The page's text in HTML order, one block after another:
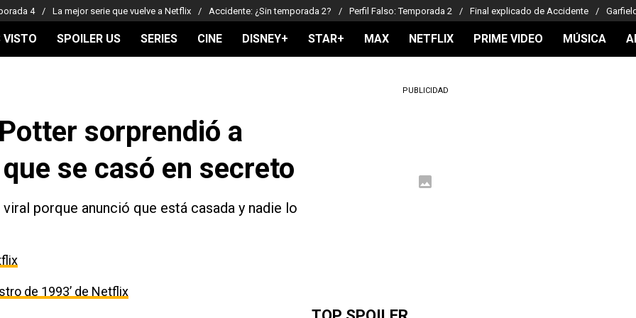
4 La mejor serie que vuelve a Netflix Accidente: ¿Sin temporada 2? Perfil Falso: Temporada 2 Final explicado de Accidente
VISTO SPOILER US SERIES CINE DISNEY+ STAR+ MAX NETFLIX PRIME VIDEO MÚSICA
sorprendió a
se casó en secreto
porque anunció que está casada y nadie lo
de 1993’ de Netflix
PUBLICIDAD